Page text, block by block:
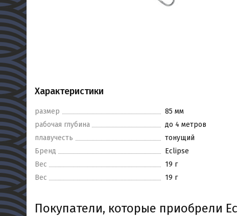
Характеристики
размер
85 мм
рабочая глубина
до 4 метров
плавучесть
тонущий
Бренд
Eclipse
Вес
19 г
Вес
19 г
Покупатели, которые приобрели